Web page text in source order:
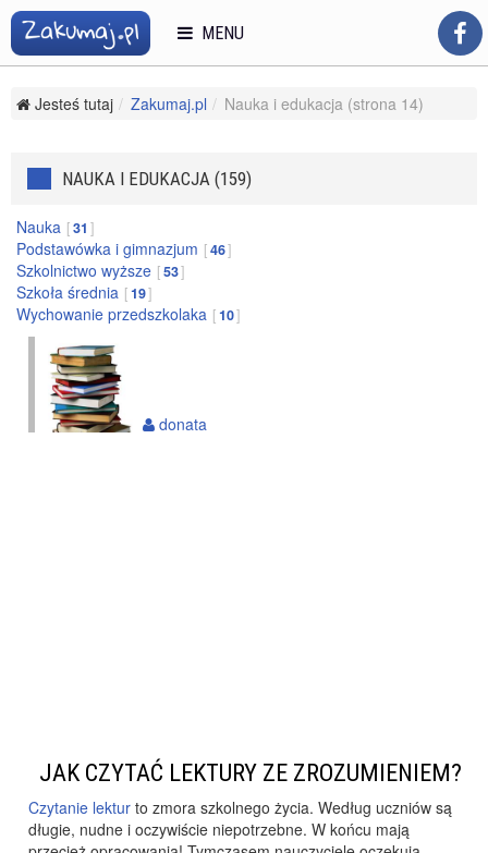
Jesteś tutaj Zakumaj.pl Nauka i edukacja (strona 14)
NAUKA I EDUKACJA (159)
Nauka 31
Podstawówka i gimnazjum 46
Szkolnictwo wyższe 53
Szkoła średnia 19
Wychowanie przedszkolaka 10
JAK CZYTAĆ LEKTURY ZE ZROZUMIENIEM?
Czytanie lektur to zmora szkolnego życia. Według uczniów są
długie, nudne i oczywiście niepotrzebne. W końcu mają
donata
MENU